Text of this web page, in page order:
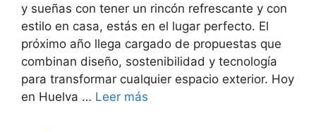
y sueñas con tener un rincón refrescante y con
estilo en casa, estás en el lugar perfecto. El
próximo año llega cargado de propuestas que
combinan diseño, sostenibilidad y tecnología
para transformar cualquier espacio exterior. Hoy
en Huelva … Leer más